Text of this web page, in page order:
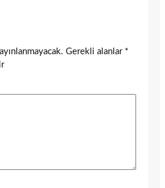
Gerekli alanlar *